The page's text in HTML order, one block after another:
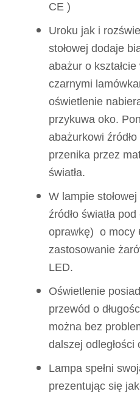
CE )
Uroku jak i
stołowej dodaje
abażur o
czarnymi
oświetlenie
przykuwa oko.
abażurkowi
przenika przez
światła.
W lampie
źródło światła
oprawkę) o mocy
zastosowanie
LED.
Oświetlenie
przewód o
można bez
dalszej odległości
Lampa spełni
prezentując się